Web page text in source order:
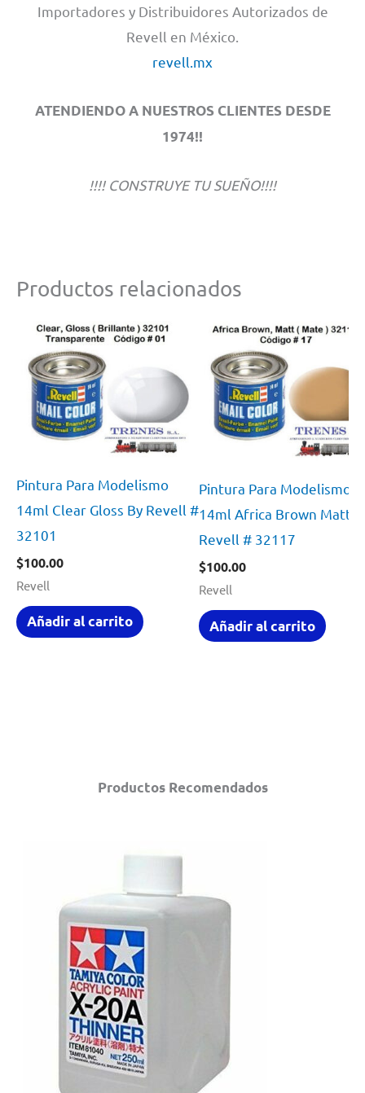
Productos Recomendados
Importadores y Distribuidores Autorizados de
Revell en México.
revell.mx
ATENDIENDO A NUESTROS CLIENTES DESDE
1974!!
!!!! CONSTRUYE TU SUEÑO!!!!
Productos relacionados
Pintura Para Modelismo
14ml Clear Gloss By Revell #
32101
$100.00
Revell
Añadir al carrito
Pintura Para Modelismo
14ml Africa Brown Matt
Revell # 32117
$100.00
Revell
Añadir al carrito